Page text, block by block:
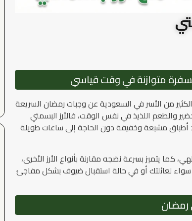
لسفرة متوازنة في وقت قياسي
من الأسر في السعودية عن وجبات رمضان السريعة
والطعم اللذيذ في نفس الوقت، فالأرز البسمتي
أطباق مشبعة وخفيفة دون الحاجة إلى ساعات طويلة
كما يتميز بسرعة نضجه مقارنة بأنواع الأرز الأخرى،
سواء لعائلتك أو في حالة استقبال ضيوف بشكل مفاجئ
رمضان